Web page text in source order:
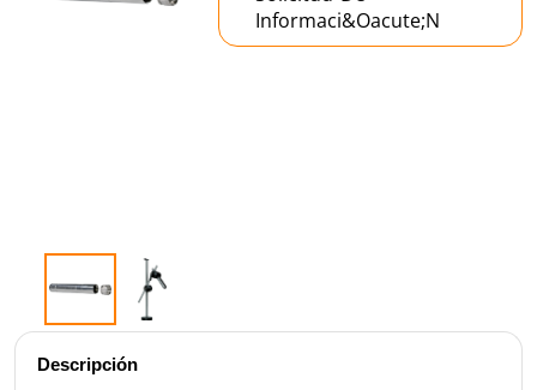
Ajuste por
contracción
Informaci&oacute;n
Descripción